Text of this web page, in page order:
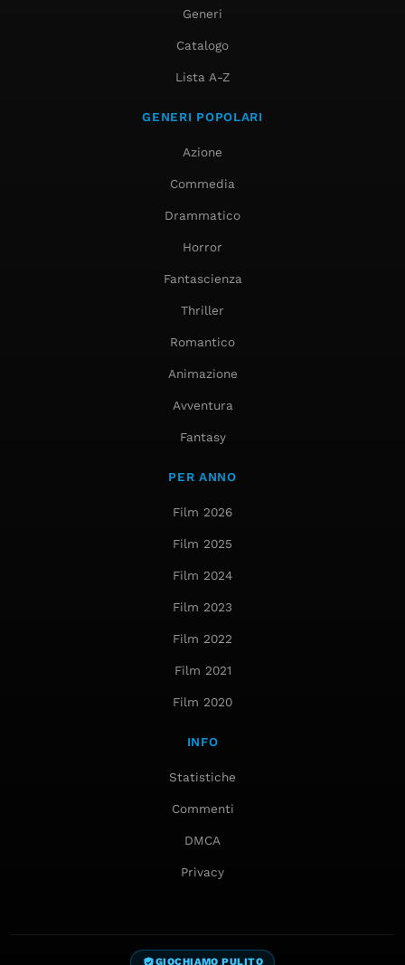
Generi
Catalogo
Lista A-Z
GENERI POPOLARI
Azione
Commedia
Drammatico
Horror
Fantascienza
Thriller
Romantico
Animazione
Avventura
Fantasy
PER ANNO
Film 2026
Film 2025
Film 2024
Film 2023
Film 2022
Film 2021
Film 2020
INFO
Statistiche
Commenti
DMCA
Privacy
GIOCHIAMO PULITO